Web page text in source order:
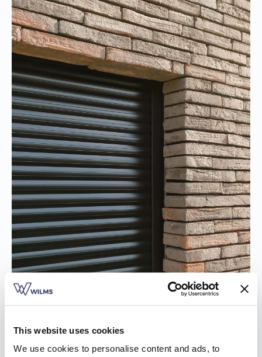
This website uses cookies
We use cookies to personalise content and ads, to